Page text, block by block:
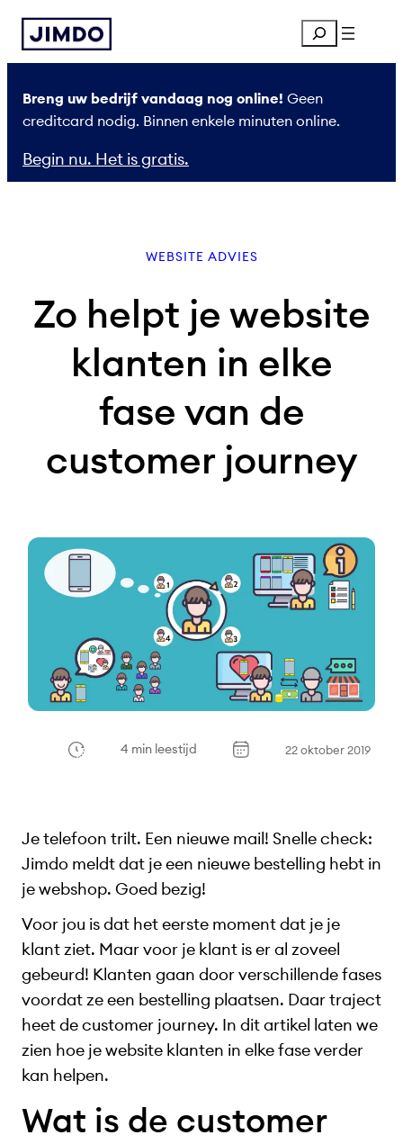
Ga
naar
de
inhoud
Search
Breng uw bedrijf vandaag nog online!Geen
creditcard nodig. Binnen enkele minuten online.
Begin nu. Het is gratis.
WEBSITE ADVIES
Zo helpt je website
klanten in elke
fase van de
customer journey
4 min leestijd 22 oktober 2019
Je telefoon trilt. Een nieuwe mail! Snelle check:
Jimdo meldt dat je een nieuwe bestelling hebt in
je webshop. Goed bezig!
Voor jou is dat het eerste moment dat je je
klant ziet. Maar voor je klant is er al zoveel
gebeurd! Klanten gaan door verschillende fases
voordat ze een bestelling plaatsen. Daar traject
heet de customer journey. In dit artikel laten we
zien hoe je website klanten in elke fase verder
kan helpen.
Wat is de customer